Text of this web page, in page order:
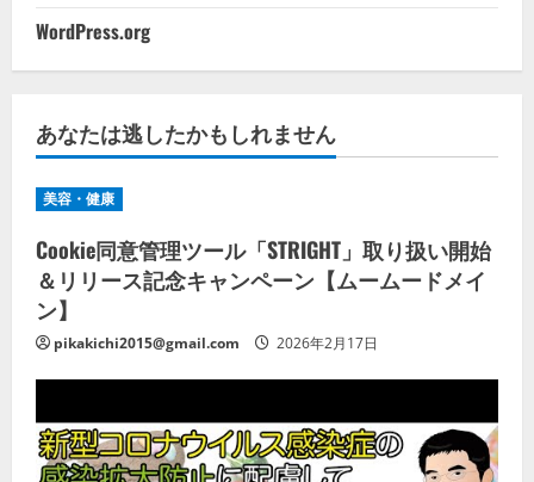
WordPress.org
あなたは逃したかもしれません
美容・健康
Cookie同意管理ツール「STRIGHT」取り扱い開始
＆リリース記念キャンペーン【ムームードメイ
ン】
pikakichi2015@gmail.com 2026年2月17日